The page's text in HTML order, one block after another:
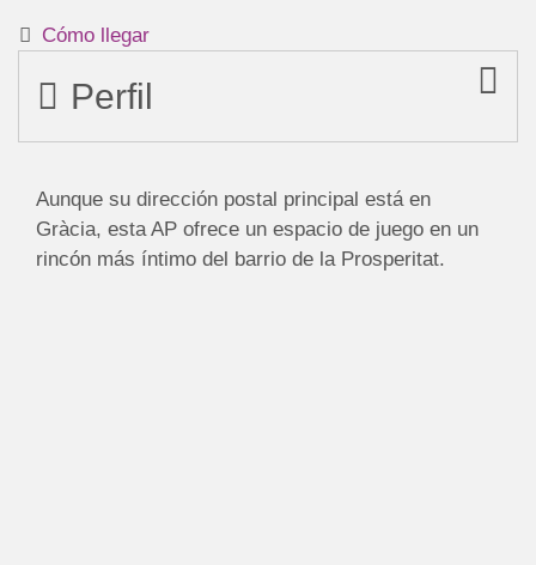
Cómo llegar
Perfil
Aunque su dirección postal principal está en
Gràcia, esta AP ofrece un espacio de juego en un
rincón más íntimo del barrio de la Prosperitat.